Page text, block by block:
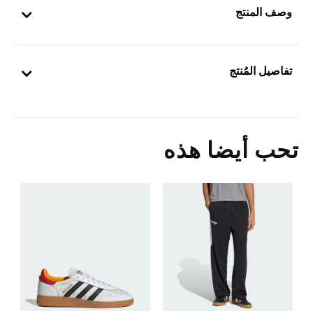
وصف المنتج
تفاصيل المُنتج
تحب أيضا هذه